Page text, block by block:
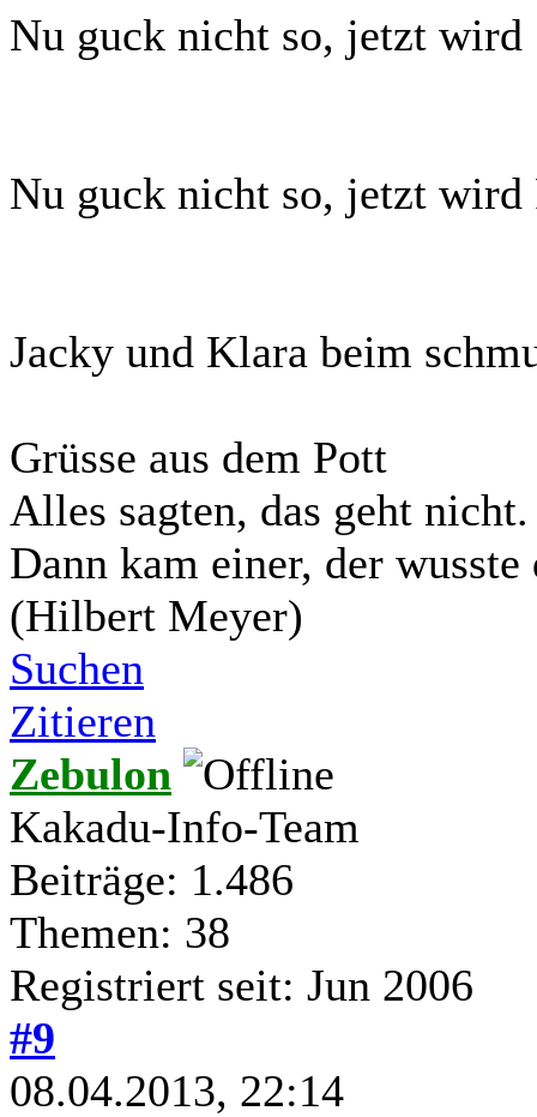
Nu guck nicht so, jetzt wird
Nu guck nicht so, jetzt wird
Jacky und Klara beim
Grüsse aus dem Pott
Alles sagten, das geht nicht.
Dann kam einer, der
(Hilbert Meyer)
Suchen
Zitieren
Zebulon
Kakadu-Info-Team
Beiträge: 1.486
Themen: 38
Registriert seit: Jun 2006
#9
08.04.2013, 22:14